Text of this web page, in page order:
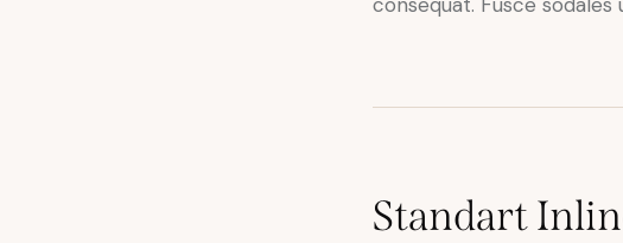
consequat. Fusce sodales
Standart